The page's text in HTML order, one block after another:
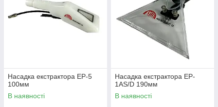
Насадка екстрактора EP-5
100мм
В наявності
Насадка екстрактора EP-
1AS/D 190мм
В наявності